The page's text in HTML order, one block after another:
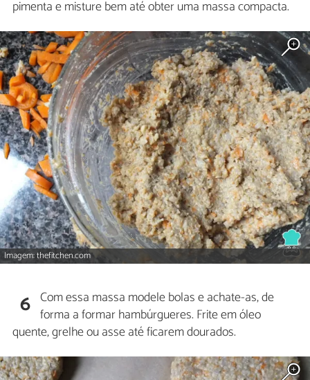
pimenta e misture bem até obter uma massa compacta.
Imagem: thefitchen.com
6 Com essa massa modele bolas e achate-as, de
forma a formar hambúrgueres. Frite em óleo
quente, grelhe ou asse até ficarem dourados.